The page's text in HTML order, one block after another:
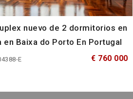
nuevo de 2 dormitorios en
en Baixa do Porto En Portugal
E € 760 000